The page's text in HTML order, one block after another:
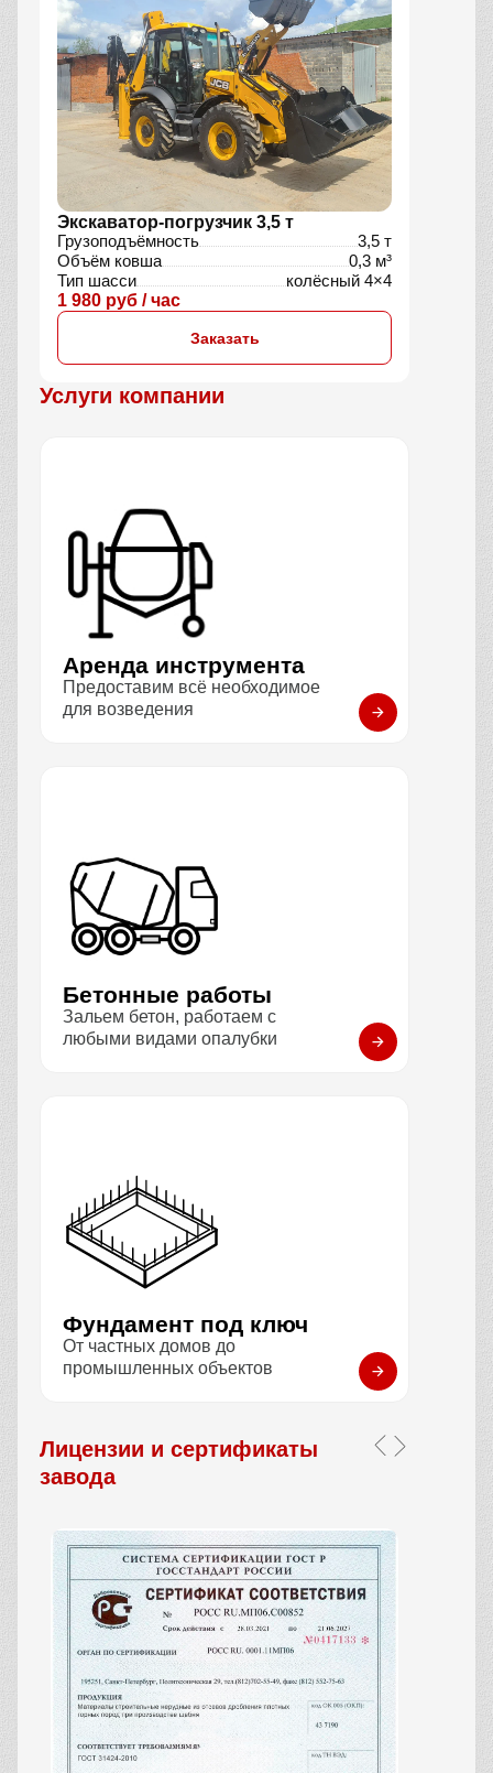
Экскаватор-погрузчик 3,5 т
Грузоподъёмность
3,5 т
Объём ковша
0,3 м³
Тип шасси
колёсный 4×4
1 980 руб / час
Заказать
Услуги компании
Аренда инструмента
Предоставим всё необходимое
для возведения
Бетонные работы
Зальем бетон, работаем с
любыми видами опалубки
Фундамент под ключ
От частных домов до
промышленных объектов
Лицензии и сертификаты
завода